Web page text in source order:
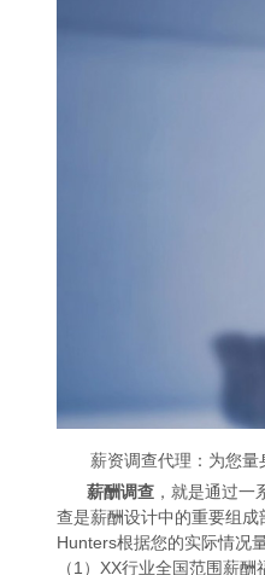
薪资调查代理：为您
薪酬调查，就是通过一
查是薪酬设计中的重要组
Hunters根据您的实际情况
（1）XX行业全国范围薪